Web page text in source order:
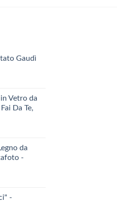
Gaudì
Vetro da
Da Te,
da
-
-